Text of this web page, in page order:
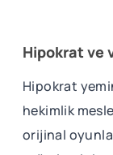
Hipokrat ve
Hipokrat
hekimlik
orijinal